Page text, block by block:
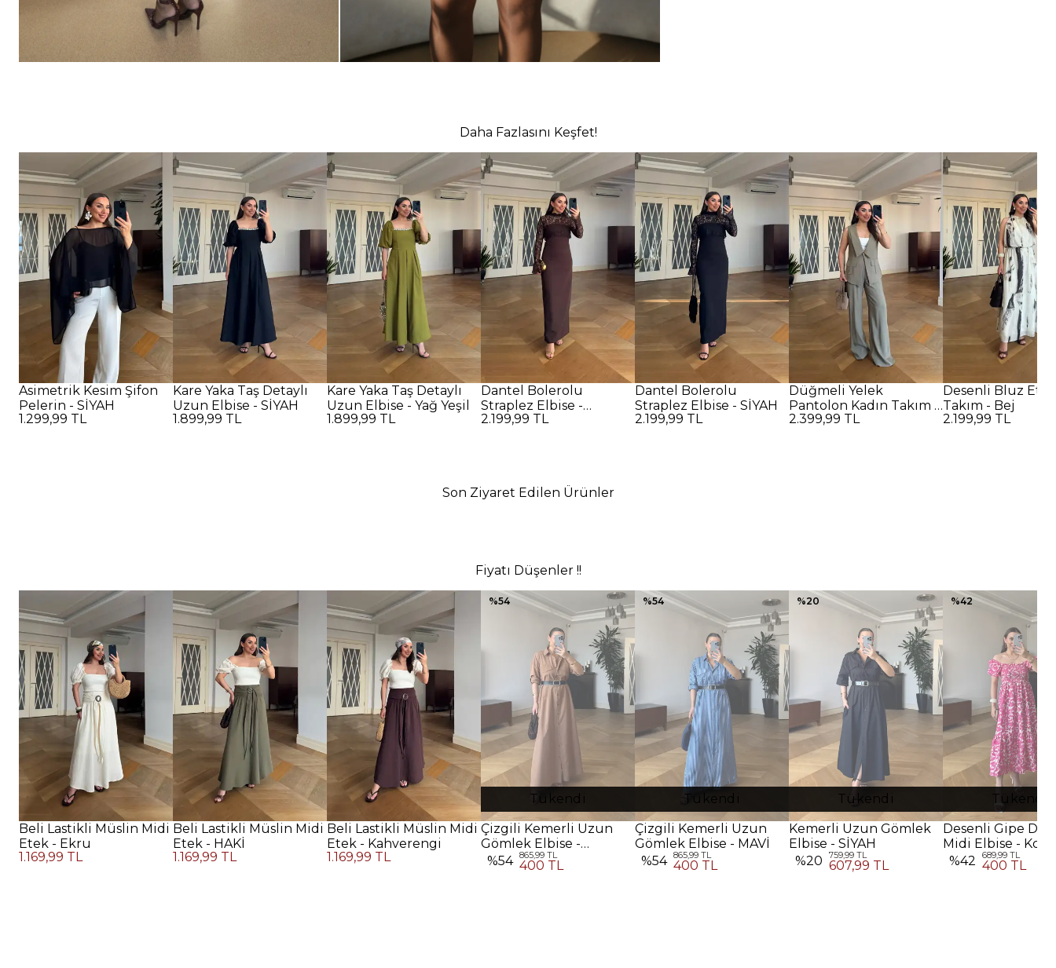
Daha Fazlasını Keşfet!
Asimetrik Kesim Şifon
Pelerin - SİYAH
1.299,99 TL
Kare Yaka Taş Detaylı
Uzun Elbise - SİYAH
1.899,99 TL
Kare Yaka Taş Detaylı
Uzun Elbise - Yağ Yeşil
1.899,99 TL
Dantel Bolerolu
Straplez Elbise -
Kahverengi
2.199,99 TL
Dantel Bolerolu
Straplez Elbise - SİYAH
2.199,99 TL
Düğmeli Yelek
Pantolon Kadın Takım -
Çağla Yeşil
2.399,99 TL
Desenli Bluz Etek
Takım - Bej
2.199,99 TL
Son Ziyaret Edilen Ürünler
Fiyatı Düşenler !!
Beli Lastikli Müslin Midi
Etek - Ekru
1.169,99 TL
Beli Lastikli Müslin Midi
Etek - HAKİ
1.169,99 TL
Beli Lastikli Müslin Midi
Etek - Kahverengi
1.169,99 TL
Tükendi
%54
Çizgili Kemerli Uzun
Gömlek Elbise -
Kahverengi
%54 865,99 TL
400 TL
Tükendi
%54
Çizgili Kemerli Uzun
Gömlek Elbise - MAVİ
%54 865,99 TL
400 TL
Tükendi
%20
Kemerli Uzun Gömlek
Elbise - SİYAH
%20 759,99 TL
607,99 TL
Tükendi
%42
Desenli Gipe
Midi Elbise - Koyu
Pembe
%42 689,99 TL
400 TL